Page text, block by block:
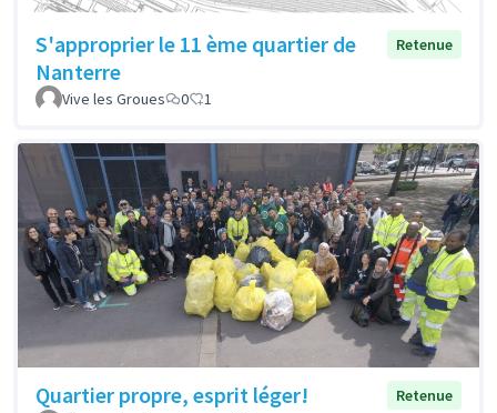
S'approprier le 11 ème quartier de
Nanterre
Retenue
Vive les Groues 0 1
Quartier propre, esprit léger!
Retenue